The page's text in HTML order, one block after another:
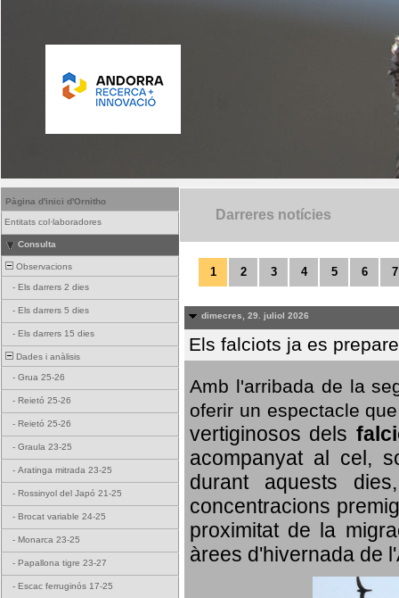
Pàgina d'inici d'Ornitho
Entitats col·laboradores
Consulta
Observacions
- Els darrers 2 dies
- Els darrers 5 dies
- Els darrers 15 dies
Dades i anàlisis
- Grua 25-26
- Reietó 25-26
- Reietó 25-26
- Graula 23-25
- Aratinga mitrada 23-25
- Rossinyol del Japó 21-25
- Brocat variable 24-25
- Monarca 23-25
- Papallona tigre 23-27
- Escac ferruginós 17-25
Darreres notícies
1 2 3 4 5 6 7
dimecres, 29. juliol 2026
Els falciots ja es
Amb l'arribada de la
oferir un espectacle
vertiginosos dels
acompanyat al cel,
durant aquests
concentracions
proximitat de la
àrees d'hivernada de